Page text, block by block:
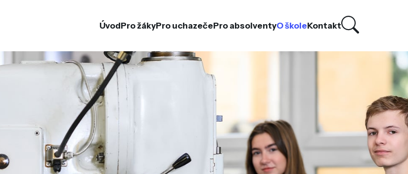
ÚvodPro žákyPro uchazečePro absolventyO školeKontakt